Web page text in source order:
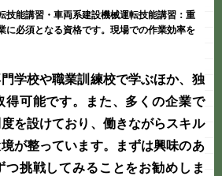
技能講習・車両系建設機械運転技能講習：重
に必須となる資格です。現場での作業効率を
学校や職業訓練校で学ぶほか、独
得可能です。また、多くの企業で
を設けており、働きながらスキル
が整っています。まずは興味のあ
つ挑戦してみることをお勧めしま